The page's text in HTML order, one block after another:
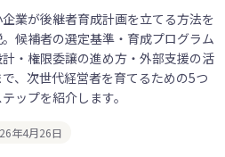
企業が後継者育成計画を立てる方法を
候補者の選定基準・育成プログラム
計・権限委譲の進め方・外部支援の活
、次世代経営者を育てるための5つ
ップを紹介します。
年4月26日